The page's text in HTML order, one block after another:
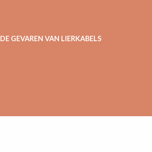
DE GEVAREN VAN LIERKABELS